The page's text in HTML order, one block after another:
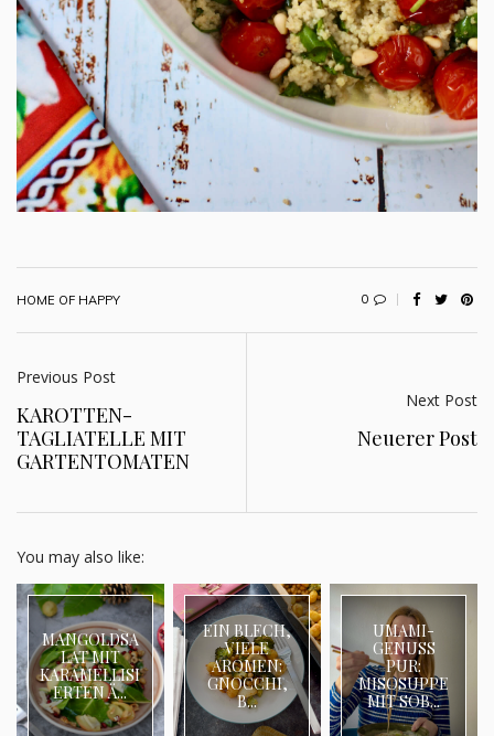
HOME OF HAPPY 0
Previous Post
KAROTTEN-
TAGLIATELLE MIT
GARTENTOMATEN
Next Post
Neuerer Post
You may also like:
MANGOLDSA
LAT MIT
KARAMELLISI
ERTEN Ä...
EIN BLECH,
VIELE
AROMEN:
GNOCCHI,
B...
UMAMI-
GENUSS
PUR:
MISOSUPPE
MIT SOB...